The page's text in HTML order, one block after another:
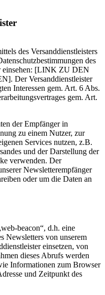
des Versanddienstleisters
des
einsehen: [LINK ZU DEN
Der Versanddienstleister
Interessen gem. Art. 6 Abs.
gem. Art.
der Empfänger in
zu einem Nutzer, zur
Services nutzen, z.B.
und der Darstellung der
verwenden. Der
Newsletterempfänger
oder um die Daten an
beacon“, d.h. eine
Newsletters von unserem
einsetzen, von
dieses Abrufs werden
Informationen zum Browser
und Zeitpunkt des